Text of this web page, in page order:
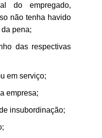
do empregado,
não tenha havido
pena;
das respectivas
em serviço;
empresa;
insubordinação;